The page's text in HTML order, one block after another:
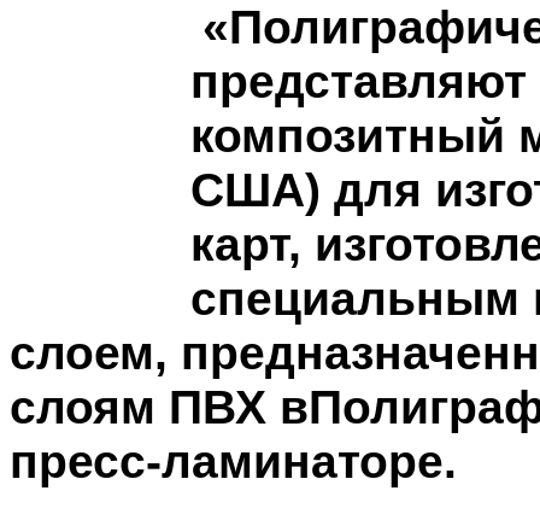
композитный
США) для
карт,
специальным
слоем,
слоям ПВХ
пресс-ламинаторе.